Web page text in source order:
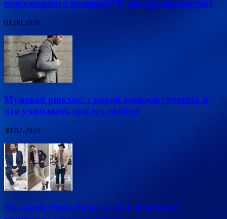
повседневного ношения? В чем преимущества?
01.08.2020
Мужской рюкзак: с какой одеждой сочетать и
что учитывать при его выборе
30.07.2020
Мужской стиль Smart casual: основные